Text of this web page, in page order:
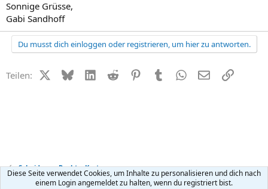
Sonnige Grüsse,
Gabi Sandhoff
Du musst dich einloggen oder registrieren, um hier zu antworten.
Teilen: X (Twitter)
BlueskyLinkedIn
Reddit PinterestTumblr WhatsApp
E-MailLink
Scheidung - Recht + Kosten
Diese Seite verwendet Cookies, um Inhalte zu personalisieren und dich nach
einem Login angemeldet zu halten, wenn du registriert bist.